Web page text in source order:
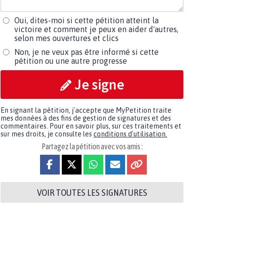
Oui, dites-moi si cette pétition atteint la
victoire et comment je peux en aider d'autres,
selon mes ouvertures et clics
Non, je ne veux pas être informé si cette
pétition ou une autre progresse
Je signe
En signant la pétition, j'accepte que MyPetition traite
mes données à des fins de gestion de signatures et des
commentaires. Pour en savoir plus, sur ces traitements et
sur mes droits, je consulte les conditions d'utilisation.
Partagez la pétition avec vos amis :
VOIR TOUTES LES SIGNATURES